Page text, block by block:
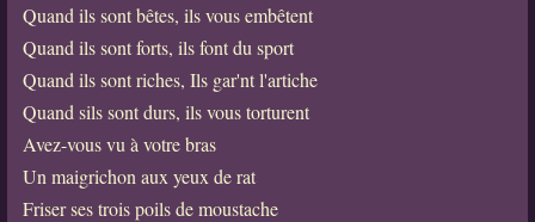
Quand ils sont bêtes, ils vous embêtent
Quand ils sont forts, ils font du sport
Quand ils sont riches, Ils gar'nt l'artiche
Quand sils sont durs, ils vous torturent
Avez-vous vu à votre bras
Un maigrichon aux yeux de rat
Friser ses trois poils de moustache